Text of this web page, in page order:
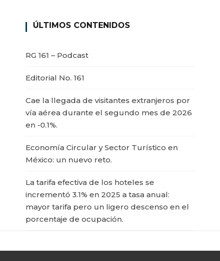
ÚLTIMOS CONTENIDOS
RG 161 – Podcast
Editorial No. 161
Cae la llegada de visitantes extranjeros por
vía aérea durante el segundo mes de 2026
en -0.1%.
Economía Circular y Sector Turístico en
México: un nuevo reto.
La tarifa efectiva de los hoteles se
incrementó 3.1% en 2025 a tasa anual:
mayor tarifa pero un ligero descenso en el
porcentaje de ocupación.